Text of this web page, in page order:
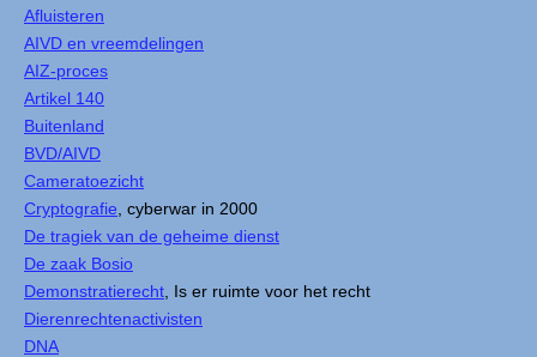
Afluisteren
AIVD en vreemdelingen
AIZ-proces
Artikel 140
Buitenland
BVD/AIVD
Cameratoezicht
Cryptografie , cyberwar in 2000
De tragiek van de geheime dienst
De zaak Bosio
Demonstratierecht , Is er ruimte voor het recht
Dierenrechtenactivisten
DNA